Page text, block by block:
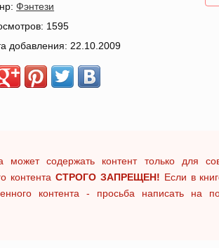
Фэнтези
1595
добавления: 22.10.2009
может содержать контент только для
контента СТРОГО ЗАПРЕЩЕН! Если в
контента - просьба написать на